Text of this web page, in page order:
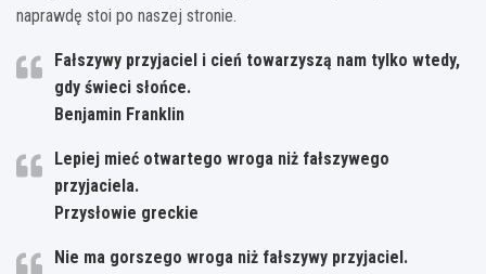
naprawdę stoi po naszej stronie.
Fałszywy przyjaciel i cień towarzyszą nam tylko wtedy,
gdy świeci słońce.
Benjamin Franklin
Lepiej mieć otwartego wroga niż fałszywego
przyjaciela.
Przysłowie greckie
Nie ma gorszego wroga niż fałszywy przyjaciel.